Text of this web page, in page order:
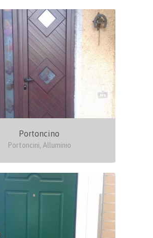
Portoncino
Portoncini, Alluminio